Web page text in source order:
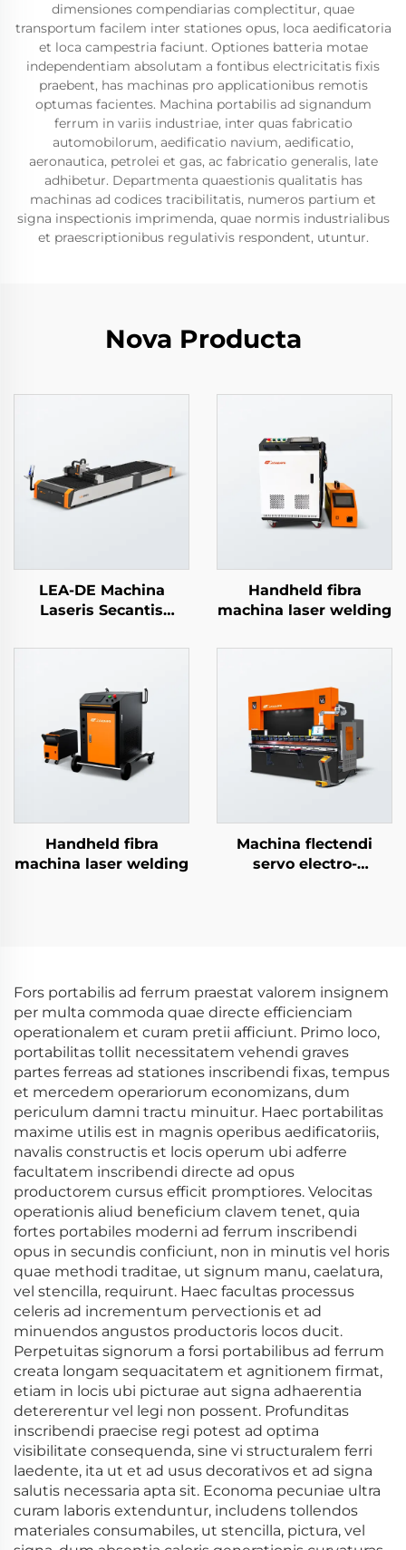
dimensiones compendiarias complectitur, quae
transportum facilem inter stationes opus, loca aedificatoria
et loca campestria faciunt. Optiones batteria motae
independentiam absolutam a fontibus electricitatis fixis
praebent, has machinas pro applicationibus remotis
optumas facientes. Machina portabilis ad signandum
ferrum in variis industriae, inter quas fabricatio
automobilorum, aedificatio navium, aedificatio,
aeronautica, petrolei et gas, ac fabricatio generalis, late
adhibetur. Departmenta quaestionis qualitatis has
machinas ad codices tracibilitatis, numeros partium et
signa inspectionis imprimenda, quae normis industrialibus
et praescriptionibus regulativis respondent, utuntur.
Nova Producta
LEA-DE Machina
Laseris Secantis
Apertae
Handheld fibra
machina laser welding
Handheld fibra
machina laser welding
Machina flectendi
servo electro-
Fors portabilis ad ferrum praestat valorem insignem
per multa commoda quae directe efficienciam
operationalem et curam pretii afficiunt. Primo loco,
portabilitas tollit necessitatem vehendi graves
partes ferreas ad stationes inscribendi fixas, tempus
et mercedem operariorum economizans, dum
periculum damni tractu minuitur. Haec portabilitas
maxime utilis est in magnis operibus aedificatoriis,
navalis constructis et locis operum ubi adferre
facultatem inscribendi directe ad opus
productorem cursus efficit promptiores. Velocitas
operationis aliud beneficium clavem tenet, quia
fortes portabiles moderni ad ferrum inscribendi
opus in secundis conficiunt, non in minutis vel horis
quae methodi traditae, ut signum manu, caelatura,
vel stencilla, requirunt. Haec facultas processus
celeris ad incrementum pervectionis et ad
minuendos angustos productoris locos ducit.
Perpetuitas signorum a forsi portabilibus ad ferrum
creata longam sequacitatem et agnitionem firmat,
etiam in locis ubi picturae aut signa adhaerentia
detererentur vel legi non possent. Profunditas
inscribendi praecise regi potest ad optima
visibilitate consequenda, sine vi structuralem ferri
laedente, ita ut et ad usus decorativos et ad signa
salutis necessaria apta sit. Economa pecuniae ultra
curam laboris extenduntur, includens tollendos
materiales consumabiles, ut stencilla, pictura, vel